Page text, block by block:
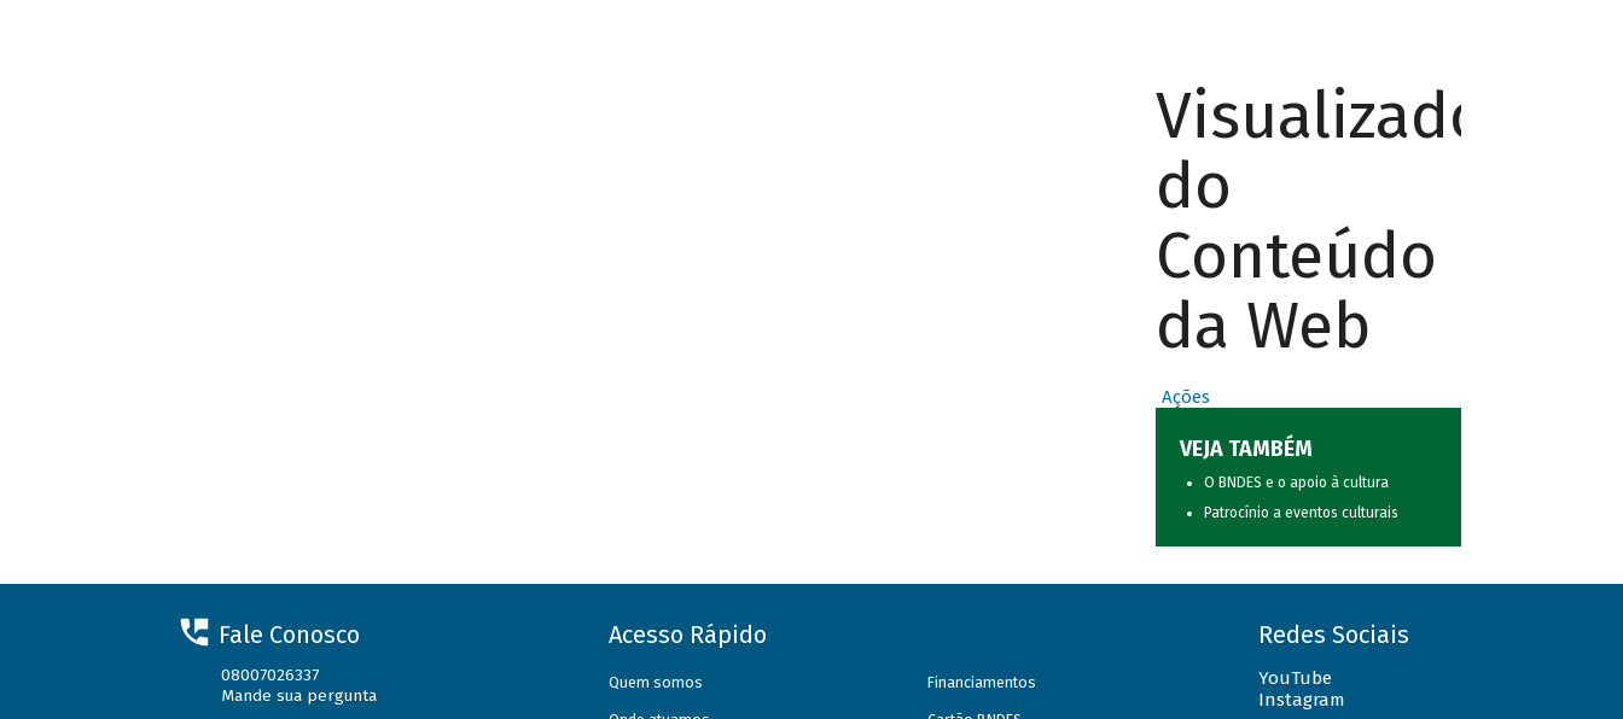
Visualizador
do
Conteúdo
da Web
Ações
VEJA TAMBÉM
O BNDES e o apoio à cultura
Patrocínio a eventos culturais
Fale Conosco
08007026337
Mande sua pergunta
Acesso Rápido
Quem somos Financiamentos
Redes Sociais
YouTube
Instagram